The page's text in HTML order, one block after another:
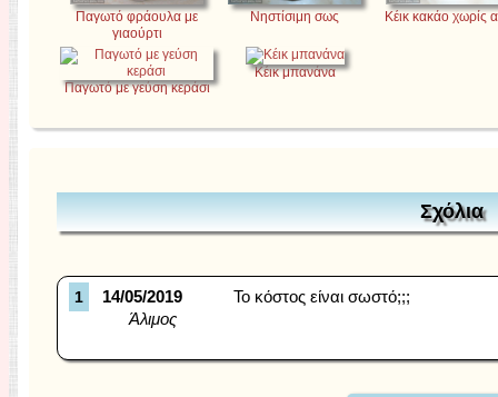
Παγωτό φράουλα με
γιαούρτι
Νηστίσιμη σως Κέικ κακάο χωρίς
Παγωτό με γεύση κεράσι
Κέικ μπανάνα
Σχόλια
1
14/05/2019
Άλιμος
To κόστος είναι σωστό;;;